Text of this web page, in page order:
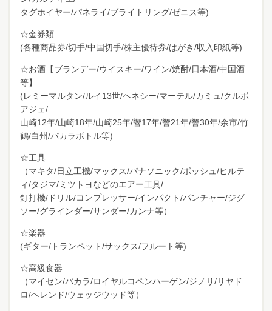
タグホイヤー/パネライ/ブライトリング/ゼニス等)
☆金券類
(各種商品券/切手/中国切手/株主優待券/はがき/収入印紙等)
☆お酒【ブランデー/ウイスキー/ワイン/焼酎/日本酒/中国酒
等】
(レミーマルタン/ルイ13世/ヘネシー/マーテル/カミュ/クルボ
アジェ/
山崎12年/山崎18年/山崎25年/響17年/響21年/響30年/余市/竹
鶴/白州/バカラボトル等)
☆工具
（マキタ/日立工機/マックス/パナソニック/ボッシュ/ヒルテ
ィ/タジマ/ミツトヨなどのエアー工具/
釘打機/ドリル/コンプレッサー/インパクト/パンチャー/ジグ
ソー/グラインダー/サンダー/カンナ等）
☆楽器
(ギター/トランペット/サックス/フルート等)
☆高級食器
（マイセン/バカラ/ロイヤルコペンハーゲン/ジノリ/リヤド
ロ/ヘレンド/ウェッジウッド等）